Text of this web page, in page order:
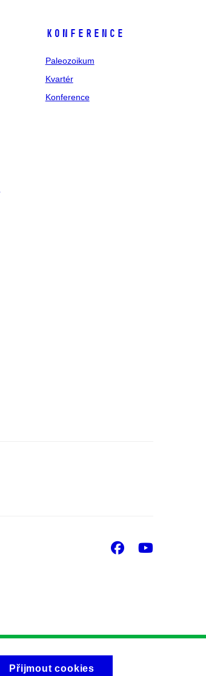
Konference
Paleozoikum
Kvartér
Konference
Facebook
Přijmout cookies